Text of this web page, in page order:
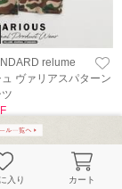
relume
ヴァリアスパターン
入り カート